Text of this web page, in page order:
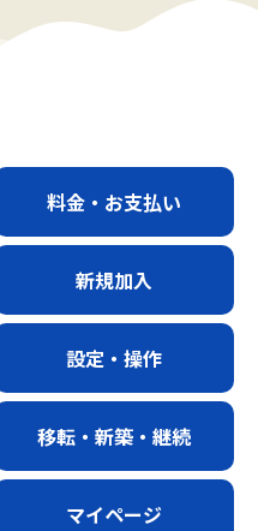
料金・お支払い
新規加入
設定・操作
移転・新築・継続
マイページ